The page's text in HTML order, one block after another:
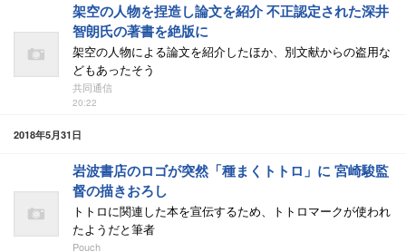
架空の人物を捏造し論文を紹介 不正認定された深井
智朗氏の著書を絶版に
架空の人物による論文を紹介したほか、別文献からの盗用な
どもあったそう
共同通信
20:22
2018年5月31日
岩波書店のロゴが突然「種まくトトロ」に 宮崎駿監
督の描きおろし
トトロに関連した本を宣伝するため、トトロマークが使われ
たようだと筆者
Pouch